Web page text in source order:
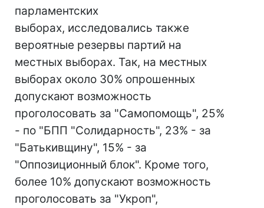
парламентских
выборах, исследовались также
вероятные резервы партий на
местных выборах. Так, на местных
выборах около 30% опрошенных
допускают возможность
проголосовать за "Самопомощь", 25%
- по "БПП "Солидарность", 23% - за
"Батькивщину", 15% - за
"Оппозиционный блок". Кроме того,
более 10% допускают возможность
проголосовать за "Укроп",